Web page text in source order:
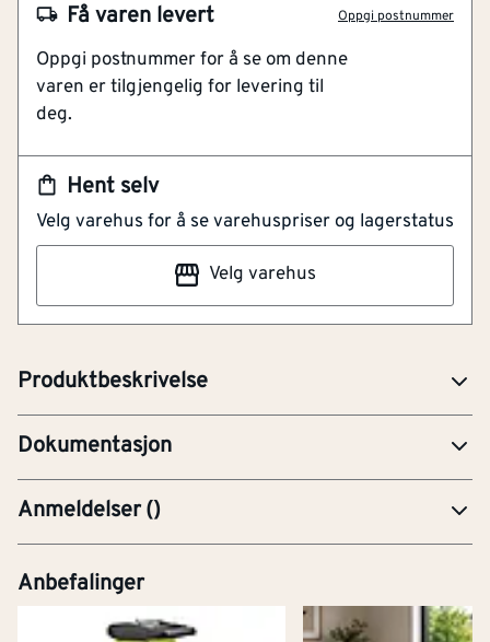
Hent selv
Velg varehus for å se varehuspriser og lagerstatus
Velg varehus
Få varen levert Oppgi postnummer
Oppgi postnummer for å se om denne
varen er tilgjengelig for levering til
deg.
Produktbeskrivelse
NOBB 60051898
101438169
Regnjakke fr-lr 6025 rød 3xl håndverksjakke en20471.
Dokumentasjon
PRE-Produktdatablad
Anmeldelser()
Anbefalinger